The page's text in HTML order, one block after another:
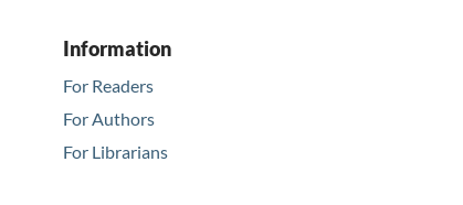
Information
For Readers
For Authors
For Librarians